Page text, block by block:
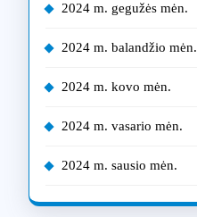
2024 m. gegužės mėn.
2024 m. balandžio mėn.
2024 m. kovo mėn.
2024 m. vasario mėn.
2024 m. sausio mėn.